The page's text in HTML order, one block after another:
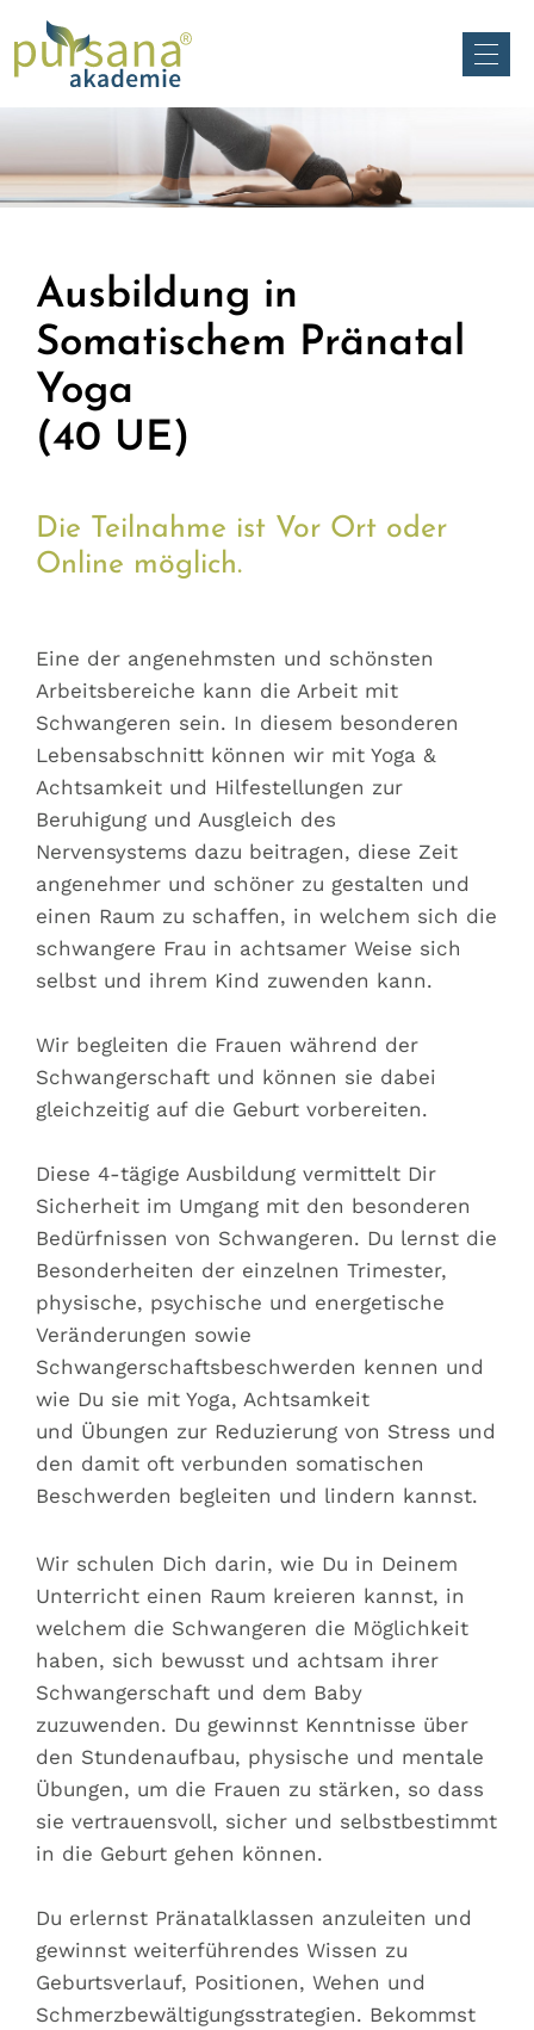
Ausbildung in
Somatischem Pränatal
Yoga
(40 UE)
Die Teilnahme ist Vor Ort oder
Online möglich.
Eine der angenehmsten und schönsten
Arbeitsbereiche kann die Arbeit mit
Schwangeren sein. In diesem besonderen
Lebensabschnitt können wir mit Yoga &
Achtsamkeit und Hilfestellungen zur
Beruhigung und Ausgleich des
Nervensystems dazu beitragen, diese Zeit
angenehmer und schöner zu gestalten und
einen Raum zu schaffen, in welchem sich die
schwangere Frau in achtsamer Weise sich
selbst und ihrem Kind zuwenden kann.
Wir begleiten die Frauen während der
Schwangerschaft und können sie dabei
gleichzeitig auf die Geburt vorbereiten.
Diese 4-tägige Ausbildung vermittelt Dir
Sicherheit im Umgang mit den besonderen
Bedürfnissen von Schwangeren. Du lernst die
Besonderheiten der einzelnen Trimester,
physische, psychische und energetische
Veränderungen sowie
Schwangerschaftsbeschwerden kennen und
wie Du sie mit Yoga, Achtsamkeit
und Übungen zur Reduzierung von Stress und
den damit oft verbunden somatischen
Beschwerden begleiten und lindern kannst.
Wir schulen Dich darin, wie Du in Deinem
Unterricht einen Raum kreieren kannst, in
welchem die Schwangeren die Möglichkeit
haben, sich bewusst und achtsam ihrer
Schwangerschaft und dem Baby
zuzuwenden. Du gewinnst Kenntnisse über
den Stundenaufbau, physische und mentale
Übungen, um die Frauen zu stärken, so dass
sie vertrauensvoll, sicher und selbstbestimmt
in die Geburt gehen können.
Du erlernst Pränatalklassen anzuleiten und
gewinnst weiterführendes Wissen zu
Geburtsverlauf, Positionen, Wehen und
Schmerzbewältigungsstrategien. Bekommst